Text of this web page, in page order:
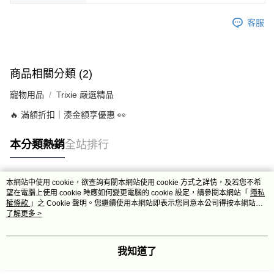
客服
商品相關分類 (2)
寵物用品 Trixie 嚴選精品
🔥 滿額折扣｜湊金額享優惠 👀
本分類熱銷全站排行
熱門標籤
本網站中使用 cookie，欲查詢有關本網站使用 cookie 方式之詳情，及若您不希
望在電腦上使用 cookie 時應如何變更電腦的 cookie 設定，請參閱本網站「 隱私
權條款 」之 Cookie 聲明。您繼續使用本網站即表示您同意本公司得按本網站使
用條款之 Cookie 聲明使用 cookie。
了解更多 >
我知道了